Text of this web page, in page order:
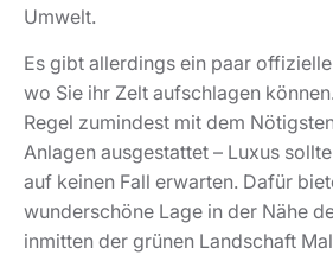
Umwelt.
Es gibt allerdings ein paar
wo Sie ihr Zelt aufschlagen
Regel zumindest mit dem
Anlagen ausgestattet – Luxus
auf keinen Fall erwarten. Dafür
wunderschöne Lage in der Nähe
inmitten der grünen Landschaft